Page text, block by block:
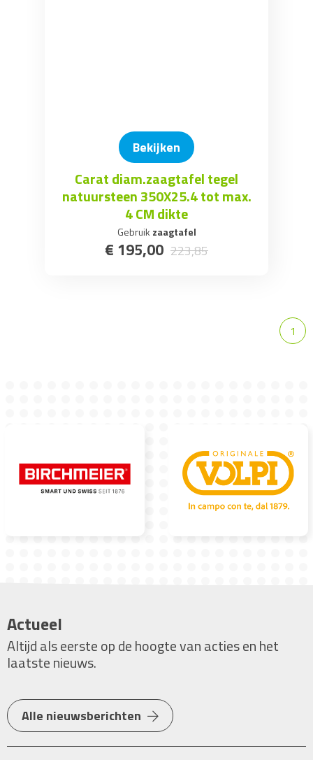
Bekijken
Carat diam.zaagtafel tegel
natuursteen 350X25.4 tot max.
4 CM dikte
Gebruik zaagtafel
€ 195,00 223,85
1
Actueel
Altijd als eerste op de hoogte van acties en het
laatste nieuws.
Alle nieuwsberichten